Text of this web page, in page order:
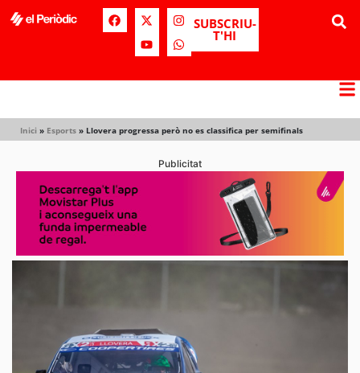
SUBSCRIU-
T'HI
Inici » Esports » Llovera progressa però no es classifica per semifinals
Publicitat